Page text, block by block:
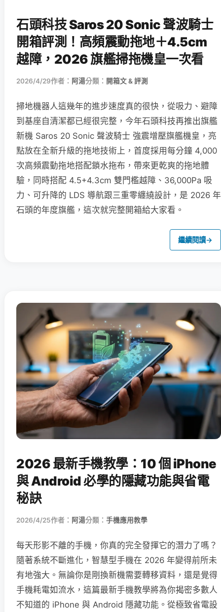
石頭科技 Saros 20 Sonic 聲波騎士
開箱評測！高頻震動拖地＋4.5cm
越障，2026 旗艦掃拖機皇一次看
2026/4/29作者： 阿湯分類： 開箱文 & 評測
掃地機器人這幾年的進步速度真的很快，從吸力、避障
到基座自清潔都已經很完整，今年石頭科技再推出旗艦
新機 Saros 20 Sonic 聲波騎士 強震增壓旗艦機皇，亮
點放在全新升級的拖地技術上，首度採用每分鐘 4,000
次高頻震動拖地搭配鎖水拖布，帶來更乾爽的拖地體
驗，同時搭配 4.5+4.3cm 雙門檻越障、36,000Pa 吸
力、可升降的 LDS 導航跟三重零纏繞設計，是 2026 年
石頭的年度旗艦，這次就完整開箱給大家看。
繼續閱讀→
2026 最新手機教學：10 個 iPhone
與 Android 必學的隱藏功能與省電
秘訣
2026/4/25作者： 阿湯分類： 手機應用教學
每天形影不離的手機，你真的完全發揮它的潛力了嗎？
隨著系統不斷進化，智慧型手機在 2026 年變得前所未
有地強大。無論你是剛換新機需要轉移資料，還是覺得
手機耗電如流水，這篇最新手機教學將為你揭密多數人
不知道的 iPhone 與 Android 隱藏功能。從極致省電設